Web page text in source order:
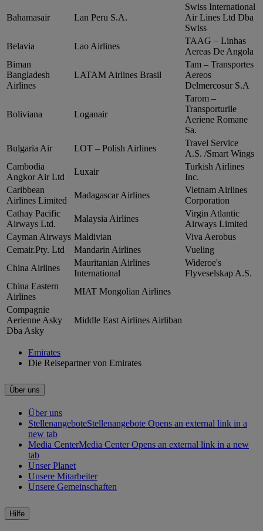
Bahamasair Lan Peru S.A.
Swiss International
Air Lines Ltd Dba
Swiss
Belavia
Lao Airlines
TAAG – Linhas
Aereas De Angola
Biman
Bangladesh
Airlines
LATAM Airlines Brasil
Tam – Transportes
Aereos
Delmercosur S.A
Boliviana Loganair
Tarom –
Transporturile
Aeriene Romane
Sa.
Bulgaria Air
LOT – Polish Airlines
Travel Service
A.S. /Smart Wings
Cambodia
Angkor Air Ltd
Luxair
Turkish Airlines
Inc.
Caribbean
Airlines Limited
Madagascar Airlines
Vietnam Airlines
Corporation
Cathay Pacific
Airways Ltd.
Malaysia Airlines
Virgin Atlantic
Airways Limited
Cayman Airways Maldivian
Viva Aerobus
Cemair.Pty. Ltd
Mandarin Airlines
Vueling
China Airlines
Mauritanian Airlines
International
Wideroe's
Flyveselskap A.S.
China Eastern
Airlines
MIAT Mongolian Airlines
Compagnie
Aerienne Asky
Dba Asky
Middle East Airlines Airliban
Emirates
Die Reisepartner von Emirates
Über uns
Über uns
StellenangeboteStellenangebote Opens an external link in a
new tab
Media CenterMedia Center Opens an external link in a new
tab
Unser Planet
Unsere Mitarbeiter
Unsere Gemeinschaften
Hilfe